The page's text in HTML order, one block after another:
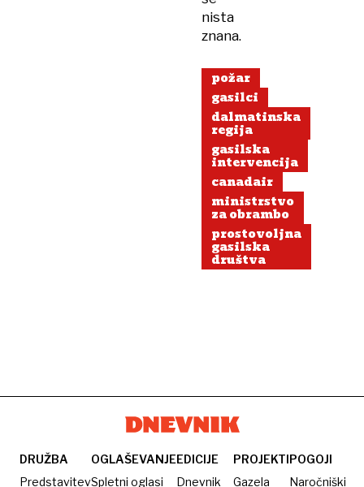
nista
znana.
požar
gasilci
dalmatinska
regija
gasilska
intervencija
canadair
ministrstvo
za obrambo
prostovoljna
gasilska
društva
DRUŽBA
Predstavitev
OGLAŠEVANJE
Spletni oglasi
EDICIJE
Dnevnik
PROJEKTI
Gazela
POGOJI
Naročniški